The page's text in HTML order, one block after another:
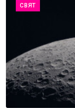
СВЯТ